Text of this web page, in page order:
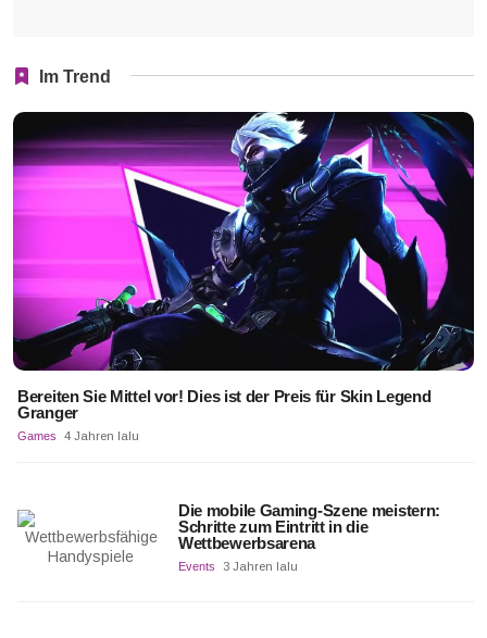
Im Trend
Bereiten Sie Mittel vor! Dies ist der Preis für Skin Legend
Granger
Games 4 Jahren lalu
Die mobile Gaming-Szene meistern:
Schritte zum Eintritt in die
Wettbewerbsarena
Events 3 Jahren lalu